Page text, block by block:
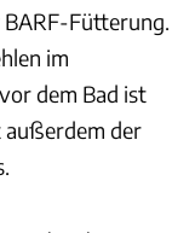
Fütterung.
im
dem Bad ist
außerdem der